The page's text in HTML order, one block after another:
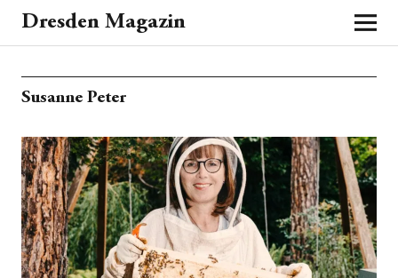
Dresden Magazin
Susanne Peter